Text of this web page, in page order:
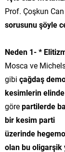
Prof. Çoşkun
sorusunu şöyle
Neden 1- *
Mosca ve
gibi çağdaş
kesimlerin elinde
görepartilerde
bir kesim parti
üzerinde
olan bu oligarşik